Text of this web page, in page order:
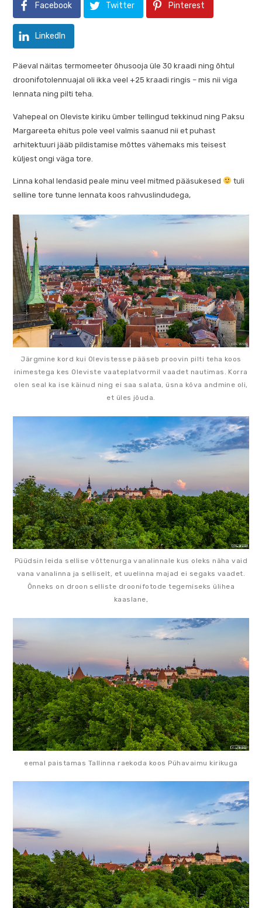
Facebook Twitter Pinterest
LinkedIn
Päeval näitas termomeeter õhusooja üle 30 kraadi ning õhtul
droonifotolennuajal oli ikka veel +25 kraadi ringis – mis nii viga
lennata ning pilti teha.
Vahepeal on Oleviste kiriku ümber tellingud tekkinud ning Paksu
Margareeta ehitus pole veel valmis saanud nii et puhast
arhitektuuri jääb pildistamise mõttes vähemaks mis teisest
küljest ongi väga tore.
Linna kohal lendasid peale minu veel mitmed pääsukesed
tuli
selline tore tunne lennata koos rahvuslindudega,
Järgmine kord kui Olevistesse pääseb proovin pilti teha koos
inimestega kes Oleviste vaateplatvormil vaadet nautimas. Korra
olen seal ka ise käinud ning ei saa salata, üsna kõva andmine oli,
et üles jõuda.
Püüdsin leida sellise võttenurga vanalinnale kus oleks näha vaid
vana vanalinna ja selliselt, et uuelinna majad ei segaks vaadet.
Õnneks on droon selliste droonifotode tegemiseks ülihea
kaaslane,
eemal paistamas Tallinna raekoda koos Pühavaimu kirikuga